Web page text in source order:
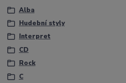
Alba
Hudební styly
Interpret
CD
Rock
C